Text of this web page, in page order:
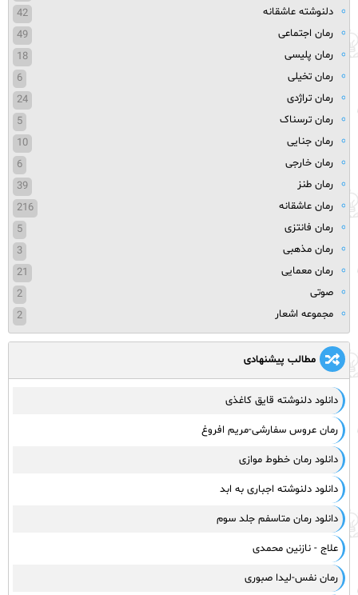
دلنوشته عاشقانه
42
رمان اجتماعی
49
رمان پلیسی
18
رمان تخیلی
6
رمان تراژدی
24
رمان ترسناک
5
رمان جنایی
10
رمان خارجی
6
رمان طنز
39
رمان عاشقانه
216
رمان فانتزی
5
رمان مذهبی
3
رمان معمایی
21
صوتی
2
مجموعه اشعار
2
مطالب پیشنهادی
دانلود دلنوشته قایق کاغذی
رمان عروس سفارشی-مریم افروغ
دانلود رمان خطوط موازی
دانلود دلنوشته اجباری به ابد
دانلود رمان متاسفم جلد سوم
علاج - نازنین محمدی
رمان نفس-لیدا صبوری